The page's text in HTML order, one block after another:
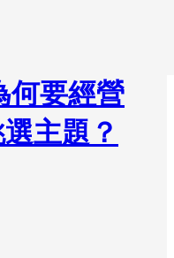
何要經營
主題？